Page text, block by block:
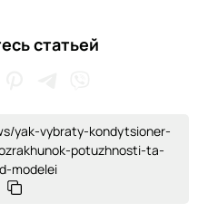
статьей
yak-vybraty-kondytsioner-
potuzhnosti-ta-
modelei